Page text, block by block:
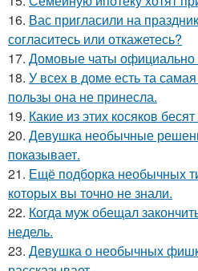
16. Вас пригласили на
согласитесь или откажетесь?
17. Домовые чаты официально
18. У всех в доме есть та
пользы она не принесла.
19. Какие из этих косяков
20. Девушка необычные
показывает.
21. Ещё подборка необычных
которых вы точно не знали.
22. Когда муж обещал
недель.
23. Девушка о необычных